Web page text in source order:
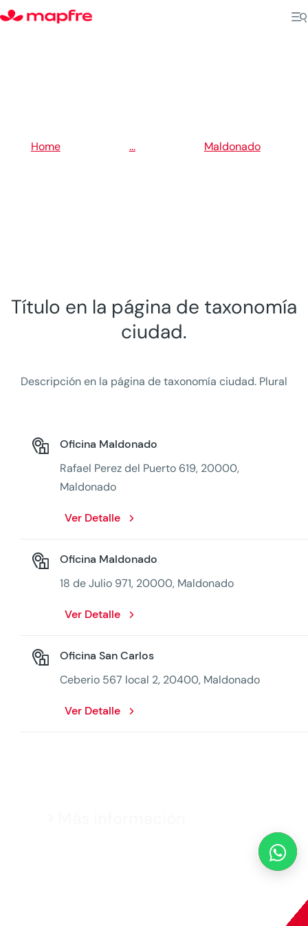
Home ... Maldonado
Título en la página de taxonomía
ciudad.
Descripción en la página de taxonomía ciudad. Plural
Oficina Maldonado
Rafael Perez del Puerto 619, 20000,
Maldonado
Ver Detalle
Oficina Maldonado
18 de Julio 971, 20000, Maldonado
Ver Detalle
Oficina San Carlos
Ceberio 567 local 2, 20400, Maldonado
Ver Detalle
